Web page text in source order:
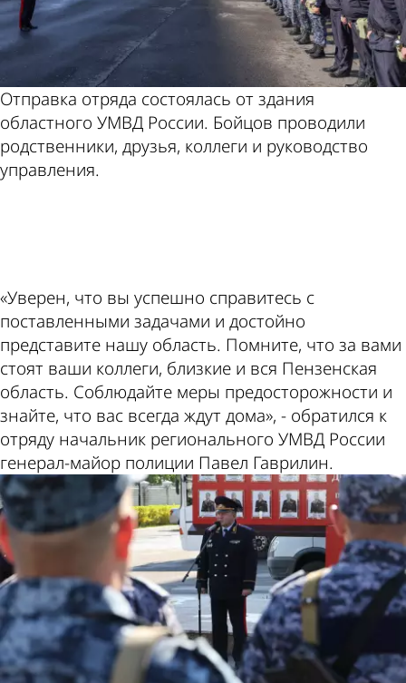
Отправка отряда состоялась от здания
областного УМВД России. Бойцов проводили
родственники, друзья, коллеги и руководство
управления.
«Уверен, что вы успешно справитесь с
поставленными задачами и достойно
представите нашу область. Помните, что за вами
стоят ваши коллеги, близкие и вся Пензенская
область. Соблюдайте меры предосторожности и
знайте, что вас всегда ждут дома», - обратился к
отряду начальник регионального УМВД России
генерал-майор полиции Павел Гаврилин.